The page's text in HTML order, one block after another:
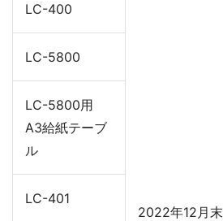
LC-400
2022年12月末
LC-5800
LC-5800用
A3給紙テーブ
ル
LC-401